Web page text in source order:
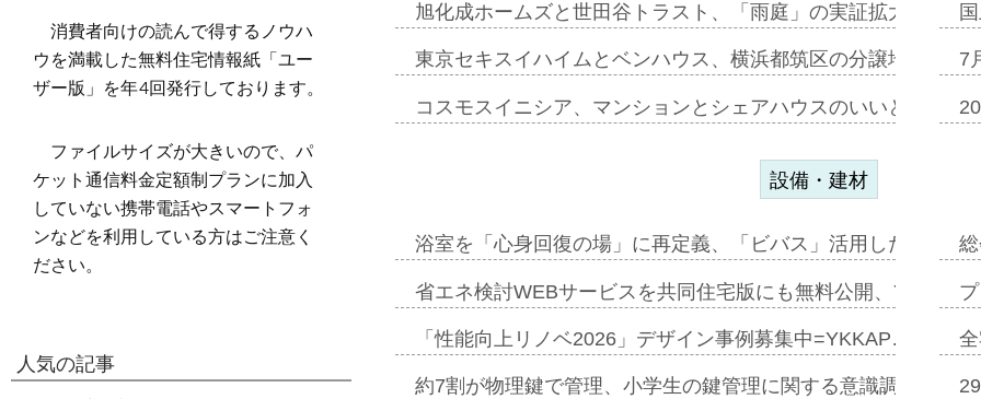
旭化成ホームズと世田谷トラスト、「雨庭」の実証拡大へ=ガ
東京セキスイハイムとベンハウス、横浜都筑区の分譲地開発で
コスモスイニシア、マンションとシェアハウスのいいとこどり
7
設備・建材
浴室を「心身回復の場」に再定義、「ビバス」活用した新入浴
省エネ検討WEBサービスを共同住宅版にも無料公開、YKKAP
「性能向上リノベ2026」デザイン事例募集中=YKKAP…
約7割が物理鍵で管理、小学生の鍵管理に関する意識調査
消費者向けの読んで得するノウハ
ウを満載した無料住宅情報紙「ユー
ザー版」を年4回発行しております。
ファイルサイズが大きいので、パ
ケット通信料金定額制プランに加入
していない携帯電話やスマートフォ
ンなどを利用している方はご注意く
ださい。
人気の記事